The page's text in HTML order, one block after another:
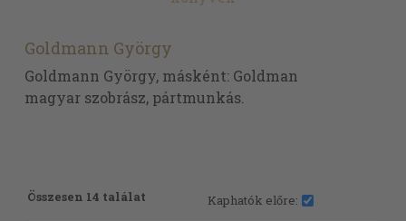
Goldmann György
Goldmann György, másként: Goldman
magyar szobrász, pártmunkás.
Összesen 14 találat Kaphatók előre: